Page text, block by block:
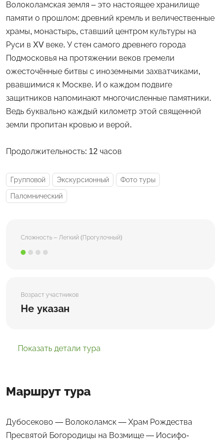
Волоколамская земля – это настоящее хранилище
памяти о прошлом: древний кремль и величественные
храмы, монастырь, ставший центром культуры на
Руси в XV веке. У стен самого древнего города
Подмосковья на протяжении веков гремели
ожесточённые битвы с иноземными захватчиками,
рвавшимися к Москве. И о каждом подвиге
защитников напоминают многочисленные памятники.
Ведь буквально каждый километр этой священной
земли пропитан кровью и верой.
Продолжительность: 12 часов
Групповой Экскурсионный Фото туры
Паломнический
Сложность – Легкий (Прогулочный)
Возраст участников
Не указан
Показать детали тура
Маршрут тура
Дубосеково — Волоколамск — Храм Рождества
Пресвятой Богородицы на Возмище — Иосифо-